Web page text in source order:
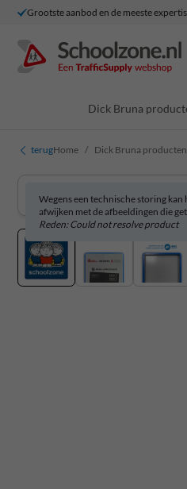
Grootste aanbod en de meeste
Dick Bruna
terugHome Dick Bruna producten
Wegens een technische storing
afwijken met de afbeeldingen die
Reden: Could not resolve product